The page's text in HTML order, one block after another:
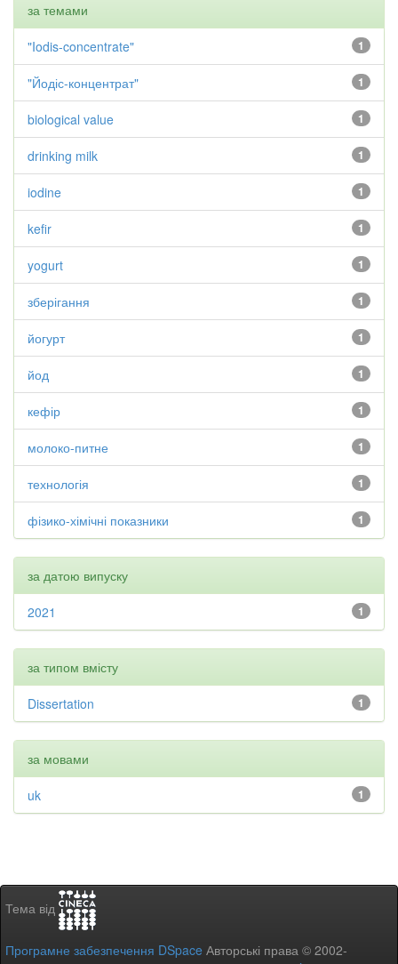
за темами
1
"Iodis-concentrate"
1
"Йодіс-концентрат"
1
biological value
1
drinking milk
1
iodine
1
kefir
1
yogurt
1
зберігання
1
йогурт
1
йод
1
кефір
1
молоко-питне
1
технологія
1
фізико-хімічні показники
за датою випуску
1
2021
за типом вмісту
1
Dissertation
за мовами
1
uk
Тема від
Програмне забезпечення DSpace Авторські права © 2002-